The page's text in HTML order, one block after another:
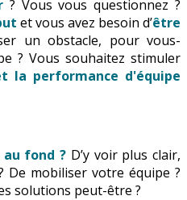
? Vous vous questionnez ?
et vous avez besoin d’être
un obstacle, pour vous-
? Vous souhaitez stimuler
la performance d'équipe
au fond ? D’y voir plus clair,
De mobiliser votre équipe ?
solutions peut-être ?